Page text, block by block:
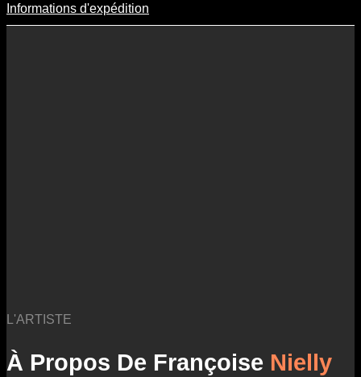
Informations D'expédition
Informations d'expédition
L'ARTISTE
À Propos De Françoise Nielly